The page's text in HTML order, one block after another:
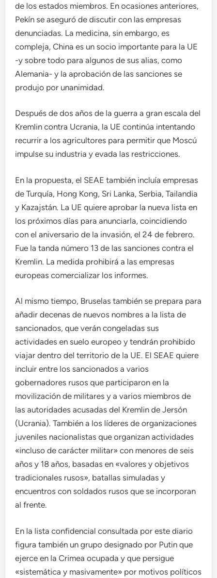
de los estados miembros. En ocasiones anteriores,
Pekín se aseguró de discutir con las empresas
denunciadas. La medicina, sin embargo, es
compleja, China es un socio importante para la UE
-y sobre todo para algunos de sus alias, como
Alemania- y la aprobación de las sanciones se
produjo por unanimidad.
Después de dos años de la guerra a gran escala del
Kremlin contra Ucrania, la UE continúa intentando
recurrir a los agricultores para permitir que Moscú
impulse su industria y evada las restricciones.
En la propuesta, el SEAE también incluía empresas
de Turquía, Hong Kong, Sri Lanka, Serbia, Tailandia
y Kazajstán. La UE quiere aprobar la nueva lista en
los próximos días para anunciarla, coincidiendo
con el aniversario de la invasión, el 24 de febrero.
Fue la tanda número 13 de las sanciones contra el
Kremlin. La medida prohibirá a las empresas
europeas comercializar los informes.
Al mismo tiempo, Bruselas también se prepara para
añadir decenas de nuevos nombres a la lista de
sancionados, que verán congeladas sus
actividades en suelo europeo y tendrán prohibido
viajar dentro del territorio de la UE. El SEAE quiere
incluir entre los sancionados a varios
gobernadores rusos que participaron en la
movilización de militares y a varios miembros de
las autoridades acusadas del Kremlin de Jersón
(Ucrania). También a los líderes de organizaciones
juveniles nacionalistas que organizan actividades
«incluso de carácter militar» con menores de seis
años y 18 años, basadas en «valores y objetivos
tradicionales rusos», batallas simuladas y
encuentros con soldados rusos que se incorporan
al frente.
En la lista confidencial consultada por este diario
figura también un grupo designado por Putin que
ejerce en la Crimea ocupada y que persigue
«sistemática y masivamente» por motivos políticos